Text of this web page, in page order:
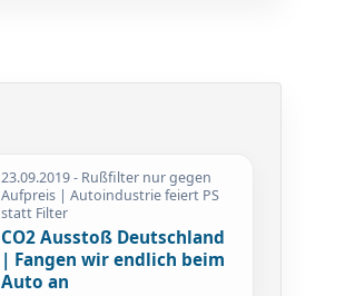
23.09.2019- Rußfilter nur gegen
Aufpreis | Autoindustrie feiert PS
statt Filter
CO2 Ausstoß Deutschland
| Fangen wir endlich beim
Auto an